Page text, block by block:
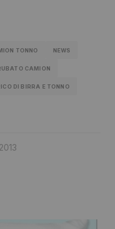
TONNO NEWS
CAMION
DI BIRRA E TONNO
I